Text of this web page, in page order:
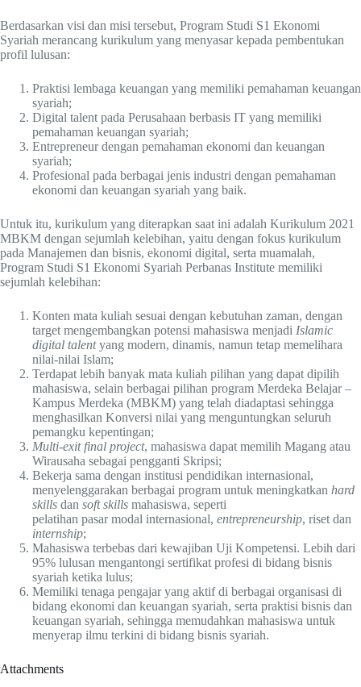
Berdasarkan visi dan misi tersebut, Program Studi S1 Ekonomi
Syariah merancang kurikulum yang menyasar kepada pembentukan
profil lulusan:
Praktisi lembaga keuangan yang memiliki pemahaman keuangan
syariah;
Digital talent pada Perusahaan berbasis IT yang memiliki
pemahaman keuangan syariah;
Entrepreneur dengan pemahaman ekonomi dan keuangan
syariah;
Profesional pada berbagai jenis industri dengan pemahaman
ekonomi dan keuangan syariah yang baik.
Untuk itu, kurikulum yang diterapkan saat ini adalah Kurikulum 2021
MBKM dengan sejumlah kelebihan, yaitu dengan fokus kurikulum
pada Manajemen dan bisnis, ekonomi digital, serta muamalah,
Program Studi S1 Ekonomi Syariah Perbanas Institute memiliki
sejumlah kelebihan:
Konten mata kuliah sesuai dengan kebutuhan zaman, dengan
target mengembangkan potensi mahasiswa menjadi Islamic
digital talentyang modern, dinamis, namun tetap memelihara
nilai-nilai Islam;
Terdapat lebih banyak mata kuliah pilihan yang dapat dipilih
mahasiswa, selain berbagai pilihan program Merdeka Belajar –
Kampus Merdeka (MBKM) yang telah diadaptasi sehingga
menghasilkan Konversi nilai yang menguntungkan seluruh
pemangku kepentingan;
Multi-exit final project, mahasiswa dapat memilih Magang atau
Wirausaha sebagai pengganti Skripsi;
Bekerja sama dengan institusi pendidikan internasional,
menyelenggarakan berbagai program untuk meningkatkan hard
skills dan soft skills mahasiswa, seperti
pelatihan pasar modal internasional, entrepreneurship, riset dan
internship;
Mahasiswa terbebas dari kewajiban Uji Kompetensi. Lebih dari
95% lulusan mengantongi sertifikat profesi di bidang bisnis
syariah ketika lulus;
Memiliki tenaga pengajar yang aktif di berbagai organisasi di
bidang ekonomi dan keuangan syariah, serta praktisi bisnis dan
keuangan syariah, sehingga memudahkan mahasiswa untuk
menyerap ilmu terkini di bidang bisnis syariah.
Attachments